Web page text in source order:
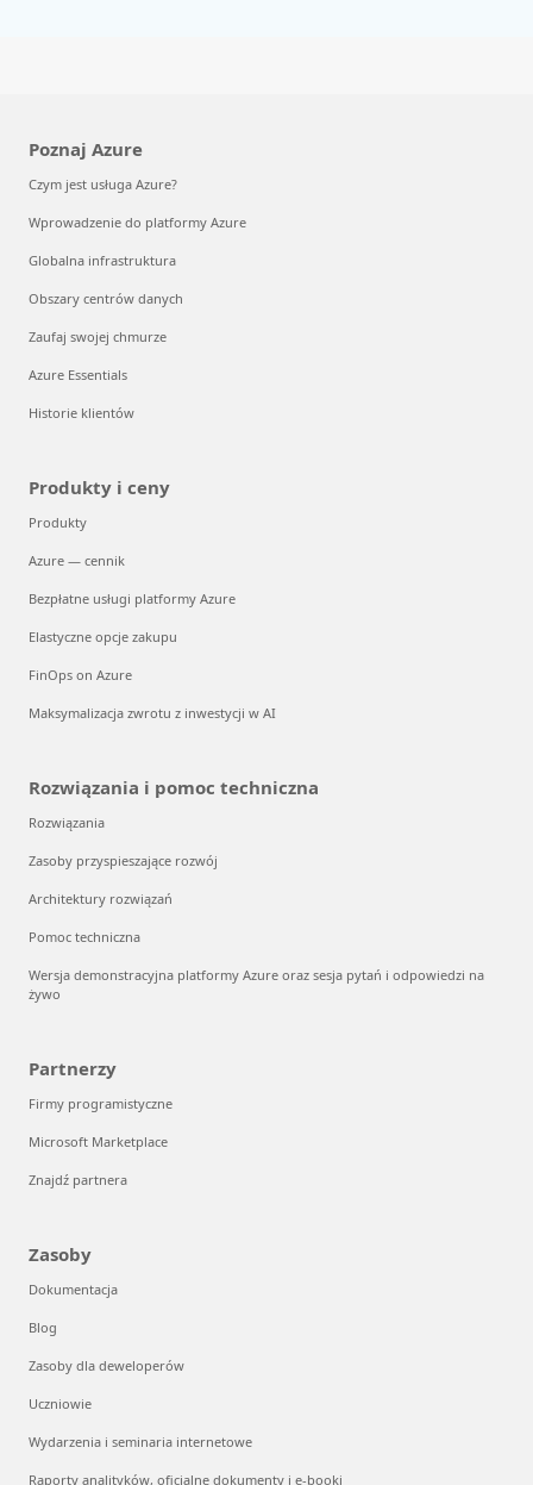
Poznaj Azure
Czym jest usługa Azure?
Wprowadzenie do platformy Azure
Globalna infrastruktura
Obszary centrów danych
Zaufaj swojej chmurze
Azure Essentials
Historie klientów
Produkty i ceny
Produkty
Azure — cennik
Bezpłatne usługi platformy Azure
Elastyczne opcje zakupu
FinOps on Azure
Maksymalizacja zwrotu z inwestycji w AI
Rozwiązania i pomoc techniczna
Rozwiązania
Zasoby przyspieszające rozwój
Architektury rozwiązań
Pomoc techniczna
Wersja demonstracyjna platformy Azure oraz sesja pytań i odpowiedzi na
żywo
Partnerzy
Firmy programistyczne
Microsoft Marketplace
Znajdź partnera
Zasoby
Dokumentacja
Blog
Zasoby dla deweloperów
Uczniowie
Wydarzenia i seminaria internetowe
Raporty analityków, oficjalne dokumenty i e-booki